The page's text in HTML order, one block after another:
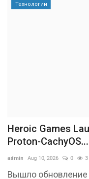
Технологии
Heroic Games
Proton-CachyOS...
admin Aug 10, 2026 0 3
Вышло обновление